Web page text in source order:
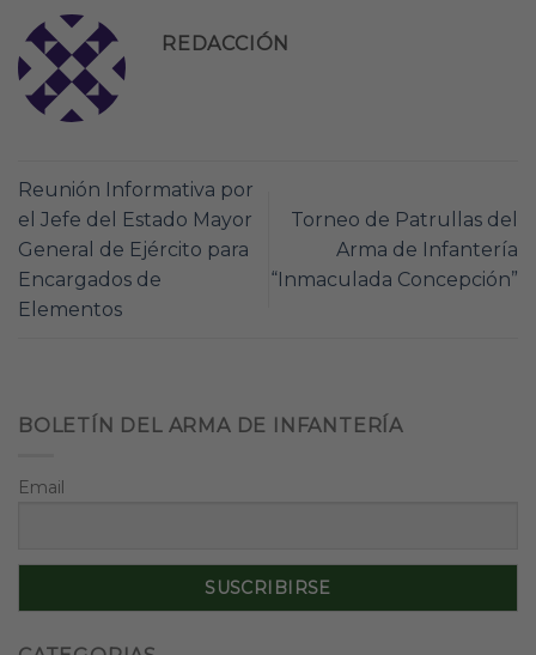
REDACCIÓN
Reunión Informativa por
el Jefe del Estado Mayor
General de Ejército para
Encargados de
Elementos
Torneo de Patrullas del
Arma de Infantería
“Inmaculada Concepción”
BOLETÍN DEL ARMA DE INFANTERÍA
Email